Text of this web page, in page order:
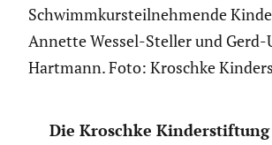
Schwimmkursteilnehmende
Annette Wessel-Steller und
Hartmann. Foto: Kroschke
Die Kroschke